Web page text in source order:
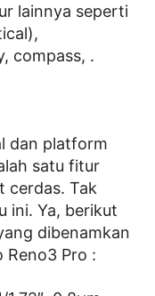
lainnya seperti
compass, .
dan platform
satu fitur
cerdas. Tak
ini. Ya, berikut
dibenamkan
Reno3 Pro :